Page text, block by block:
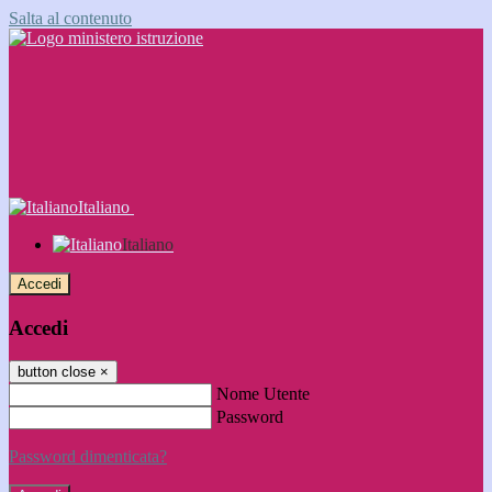
Salta al contenuto
Italiano
Italiano
Accedi
Accedi
button close ×
Nome Utente
Password
Password dimenticata?